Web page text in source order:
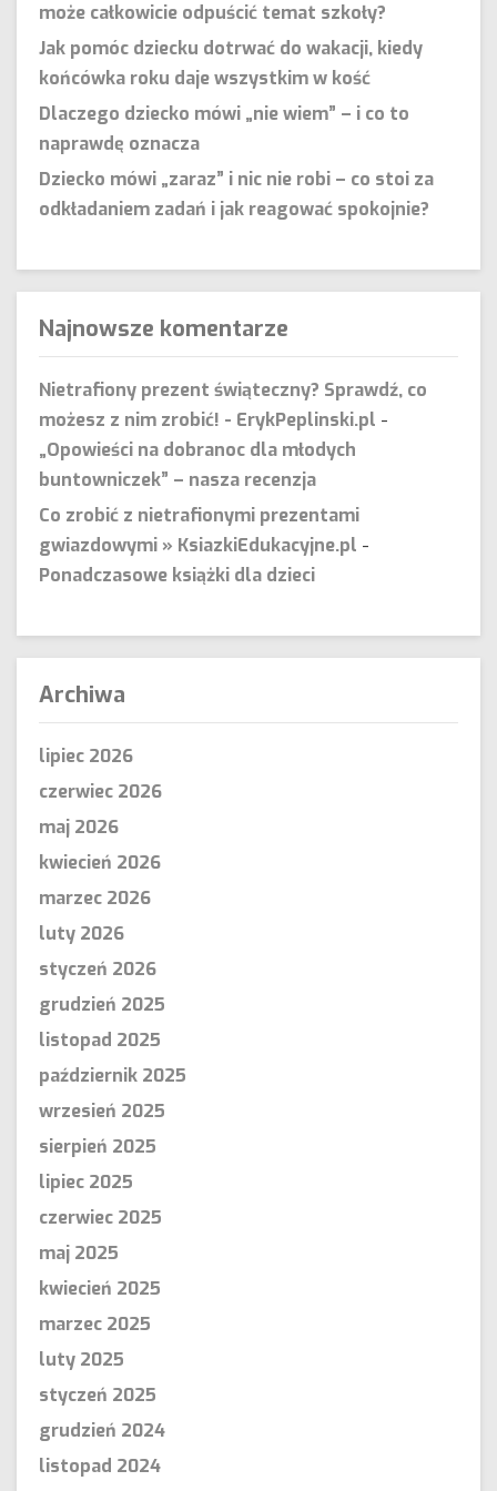
może całkowicie odpuścić temat szkoły?
Jak pomóc dziecku dotrwać do wakacji, kiedy
końcówka roku daje wszystkim w kość
Dlaczego dziecko mówi „nie wiem” – i co to
naprawdę oznacza
Dziecko mówi „zaraz” i nic nie robi – co stoi za
odkładaniem zadań i jak reagować spokojnie?
Najnowsze komentarze
Nietrafiony prezent świąteczny? Sprawdź, co
możesz z nim zrobić! - ErykPeplinski.pl -
„Opowieści na dobranoc dla młodych
buntowniczek” – nasza recenzja
Co zrobić z nietrafionymi prezentami
gwiazdowymi » KsiazkiEdukacyjne.pl -
Ponadczasowe książki dla dzieci
Archiwa
lipiec 2026
czerwiec 2026
maj 2026
kwiecień 2026
marzec 2026
luty 2026
styczeń 2026
grudzień 2025
listopad 2025
październik 2025
wrzesień 2025
sierpień 2025
lipiec 2025
czerwiec 2025
maj 2025
kwiecień 2025
marzec 2025
luty 2025
styczeń 2025
grudzień 2024
listopad 2024